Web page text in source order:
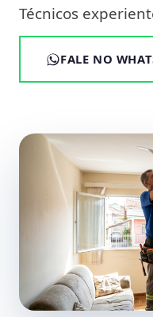
Técnicos
FALE NO